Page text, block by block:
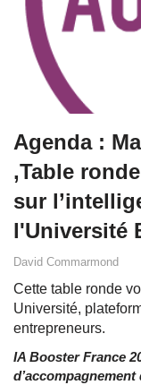
Agenda :
,Table
sur
l'Université
David Commarmond
Cette table ronde
Université,
entrepreneurs.
IA Booster France